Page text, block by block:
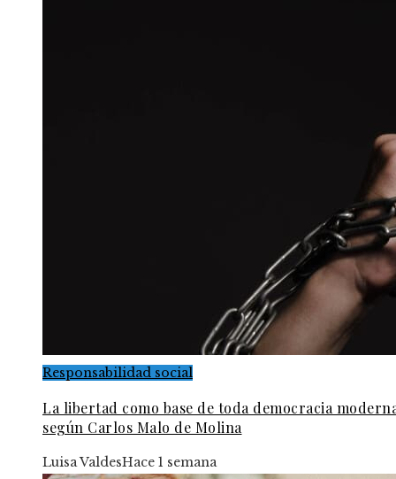
Responsabilidad social
La libertad como base de toda democracia
según Carlos Malo de Molina
Luisa ValdesHace 1 semana